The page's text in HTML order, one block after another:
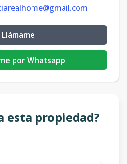
Llámame
por Whatsapp
esta propiedad?